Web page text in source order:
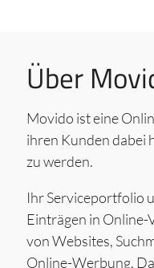
Über
Movido ist eine
ihren Kunden dabei
zu werden.
Ihr Serviceportfolio
Einträgen in Online-
von Websites,
Online-Werbung.